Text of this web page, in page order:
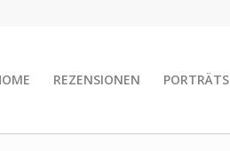
REZENSIONEN